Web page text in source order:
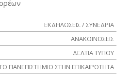
ΕΚΔΗΛΩΣΕΙΣ / ΣΥΝΕΔΡΙΑ
ΑΝΑΚΟΙΝΩΣΕΙΣ
ΔΕΛΤΙΑ ΤΥΠΟΥ
ΠΑΝΕΠΙΣΤΗΜΙΟ ΣΤΗΝ ΕΠΙΚΑΙΡΟΤΗΤΑ